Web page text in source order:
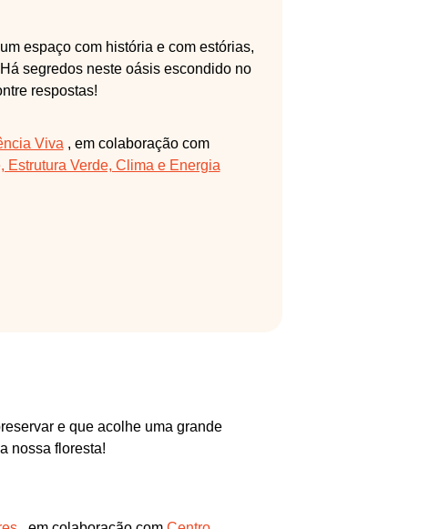
espaço com história e com estórias,
segredos neste oásis escondido no
respostas!
Viva , em colaboração com
Verde, Clima e Energia
e que acolhe uma grande
nossa floresta!